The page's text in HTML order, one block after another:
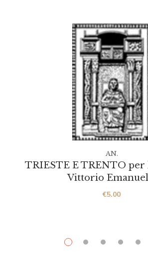
TRIESTE E TRENTO
Vittorio
€5.00
AN.